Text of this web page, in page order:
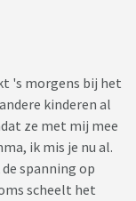
's morgens bij het
kinderen al
ze met mij mee
ik mis je nu al.
spanning op
scheelt het